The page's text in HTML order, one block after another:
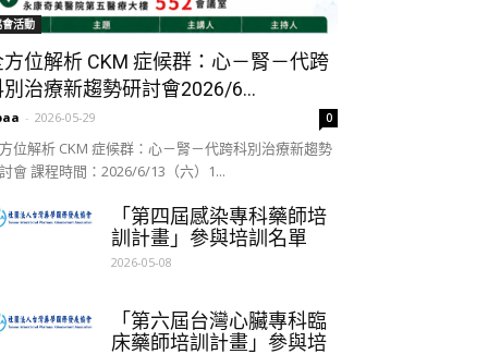
活動
方位解析 CKM 症候群：心－腎－代跨
別治療新趨勢研討會2026/6...
- 2026-05-29 0
位解析 CKM 症候群：心－腎－代跨科別治療新趨勢
會 課程時間：2026/6/13（六）1...
「第四屆感染專科藥師培
訓計畫」參與培訓名單
2026-05-08
「第六屆台灣心臟專科臨
床藥師培訓計畫」參與培